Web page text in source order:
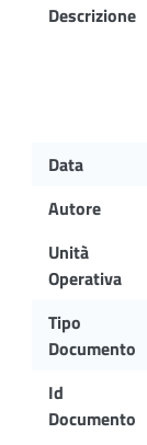
Descrizione
Data
Autore
Unità
Operativa
Tipo
Documento
Id
Documento